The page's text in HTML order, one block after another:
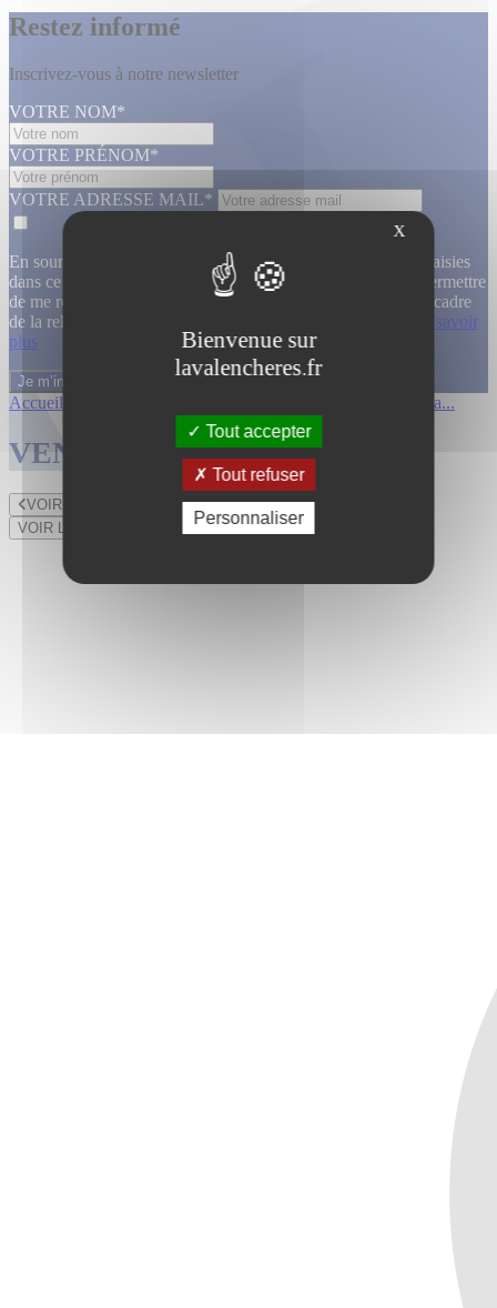
Restez informé
Inscrivez-vous à notre newsletter
VOTRE NOM*
VOTRE PRÉNOM*
VOTRE ADRESSE MAIL*
En soumettant ce formulaire, j’accepte que les informations saisies
dans ce formulaire soient utilisées, exploitées, traitées pour permettre
de me recontacter, pour m’envoyer des informations, dans le cadre
de la relation commerciale qui découle de cette demande.
En savoir
plus
Accueil Livres photogra...
VENTES TERMINÉES
VOIR LE LOT PRÉCÉDENT
VOIR LE LOT SUIVANT
X
Bienvenue sur
lavalencheres.fr
Tout accepter
Tout refuser
Personnaliser